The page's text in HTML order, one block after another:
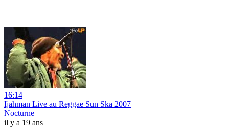
16:14
Ijahman Live au Reggae Sun Ska 2007
Nocturne
il y a 19 ans